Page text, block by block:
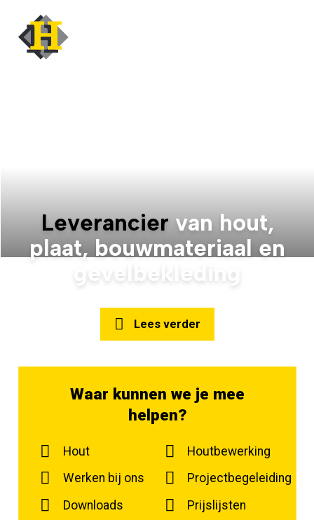
Leveranciervan hout,
plaat, bouwmateriaal en
gevelbekleding
Lees verder
Waar kunnen we je mee
helpen?
Hout
Houtbewerking
Werken bij ons
Projectbegeleiding
Downloads
Prijslijsten